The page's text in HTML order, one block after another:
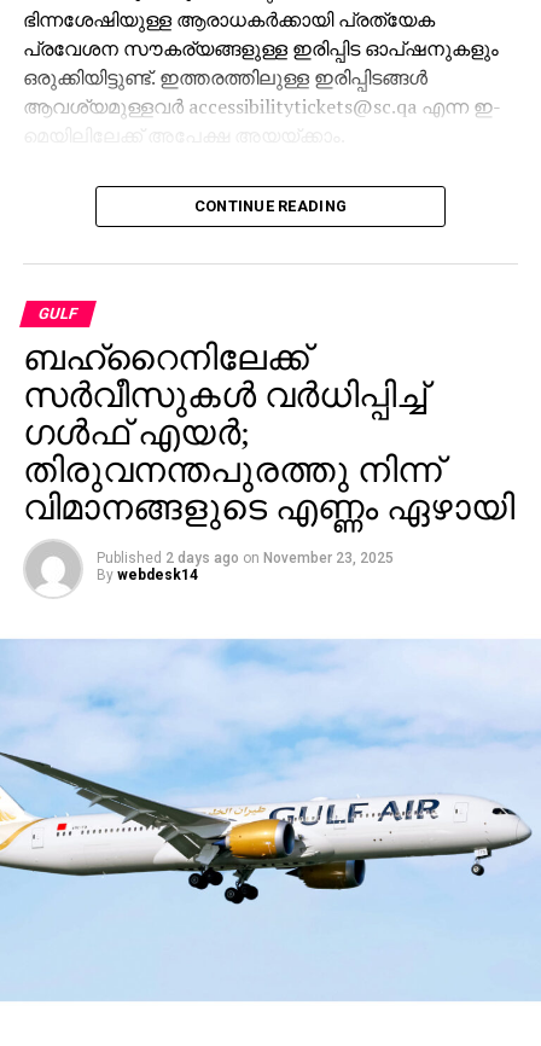
ഭിന്നശേഷിയുള്ള ആരാധകര്‍ക്കായി പ്രത്യേക
പ്രവേശന സൗകര്യങ്ങളുള്ള ഇരിപ്പിട ഓപ്ഷനുകളും
ഒരുക്കിയിട്ടുണ്ട്. ഇത്തരത്തിലുള്ള ഇരിപ്പിടങ്ങള്‍
ആവശ്യമുള്ളവര്‍ accessibilitytickets@sc.qa എന്ന ഇ-
CONTINUE READING
GULF
ബഹ്റൈനിലേക്ക്
സർവീസുകൾ വർധിപ്പിച്ച്
ഗൾഫ് എയർ;
തിരുവനന്തപുരത്തു നിന്ന്
വിമാനങ്ങളുടെ എണ്ണം ഏഴായി
Published 2 days ago on November 23, 2025
By webdesk14